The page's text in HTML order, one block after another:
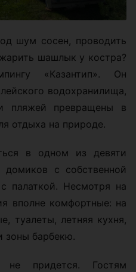
шум сосен, проводить
шашлык у костра?
«Казантип». Он
водохранилища,
пляжей превращены в
отдыха на природе.
в одном из девяти
домиков с собственной
палаткой. Несмотря на
вполне комфортные: на
туалеты, летняя кухня,
зоны барбекю.
не придется. Гостям